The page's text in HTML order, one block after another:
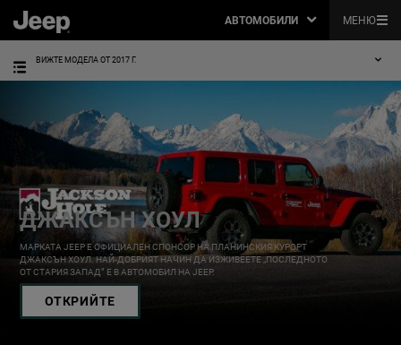
АВТОМОБИЛИ МЕНЮ
ВИЖТЕ МОДЕЛА ОТ 2017 Г.
ДЖАКСЪН ХОУЛ
МАРКАТА JEEP Е ОФИЦИАЛЕН СПОНСОР НА ПЛАНИНСКИЯ КУРОРТ
ДЖАКСЪН ХОУЛ. НАЙ-ДОБРИЯТ НАЧИН ДА ИЗЖИВЕЕТЕ „ПОСЛЕДНОТО
ОТ СТАРИЯ ЗАПАД” Е В АВТОМОБИЛ НА JEEP.
,
ОТКРИЙТЕ
,